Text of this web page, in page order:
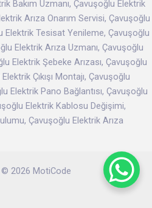
Bakım Uzmanı, Çavuşoğlu Elektrik
Arıza Onarım Servisi, Çavuşoğlu
Elektrik Tesisat Yenileme, Çavuşoğlu
Elektrik Arıza Uzmanı, Çavuşoğlu
Elektrik Şebeke Arızası, Çavuşoğlu
Çıkışı Montajı, Çavuşoğlu
Elektrik Pano Bağlantısı, Çavuşoğlu
Elektrik Kablosu Değişimi,
Çavuşoğlu Elektrik Arıza
2026 MotiCode